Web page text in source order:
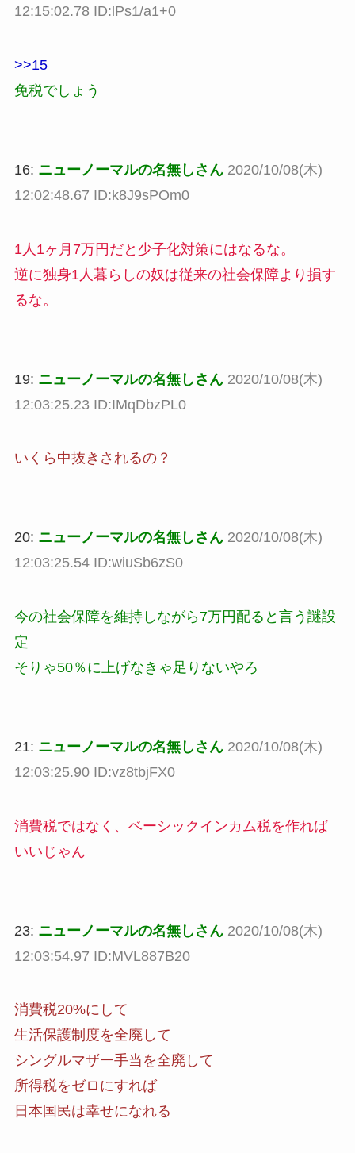
12:15:02.78 ID:lPs1/a1+0
>>15
免税でしょう
16: ニューノーマルの名無しさん 2020/10/08(木)
12:02:48.67 ID:k8J9sPOm0
1人1ヶ月7万円だと少子化対策にはなるな。
逆に独身1人暮らしの奴は従来の社会保障より損す
るな。
19: ニューノーマルの名無しさん 2020/10/08(木)
12:03:25.23 ID:IMqDbzPL0
いくら中抜きされるの？
20: ニューノーマルの名無しさん 2020/10/08(木)
12:03:25.54 ID:wiuSb6zS0
今の社会保障を維持しながら7万円配ると言う謎設
定
そりゃ50％に上げなきゃ足りないやろ
21: ニューノーマルの名無しさん 2020/10/08(木)
12:03:25.90 ID:vz8tbjFX0
消費税ではなく、ベーシックインカム税を作れば
いいじゃん
23: ニューノーマルの名無しさん 2020/10/08(木)
12:03:54.97 ID:MVL887B20
消費税20%にして
生活保護制度を全廃して
シングルマザー手当を全廃して
所得税をゼロにすれば
日本国民は幸せになれる